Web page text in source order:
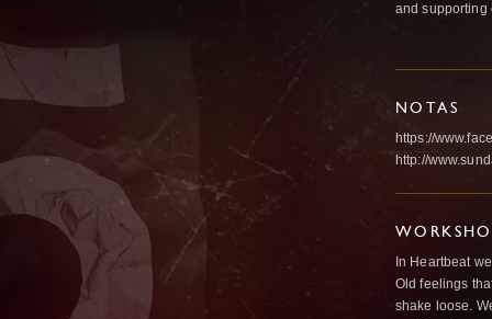
and supporting
NOTAS
https://
http://
In Heartbeat
Old feelings
shake loose.